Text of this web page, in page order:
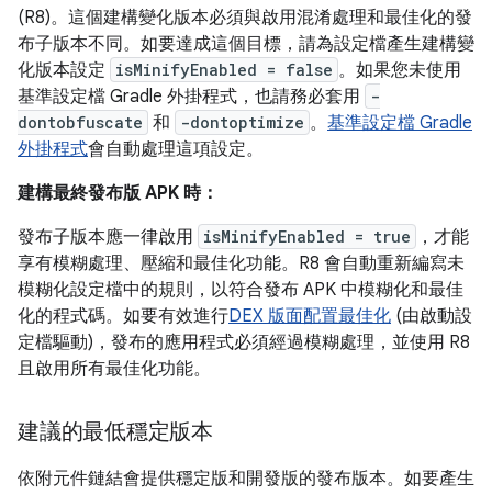
(R8)。這個建構變化版本必須與啟用混淆處理和最佳化的發
布子版本不同。如要達成這個目標，請為設定檔產生建構變
化版本設定 isMinifyEnabled = false 。如果您未使用
基準設定檔 Gradle 外掛程式，也請務必套用
-
dontobfuscate 和 -dontoptimize 。 基準設定檔 Gradle
外掛程式會自動處理這項設定。
建構最終發布版 APK 時：
發布子版本應一律啟用 isMinifyEnabled = true
，才能
享有模糊處理、壓縮和最佳化功能。R8 會自動重新編寫未
模糊化設定檔中的規則，以符合發布 APK 中模糊化和最佳
化的程式碼。如要有效進行DEX 版面配置最佳化 (由啟動設
定檔驅動)，發布的應用程式必須經過模糊處理，並使用 R8
且啟用所有最佳化功能。
建議的最低穩定版本
依附元件鏈結會提供穩定版和開發版的發布版本。如要產生